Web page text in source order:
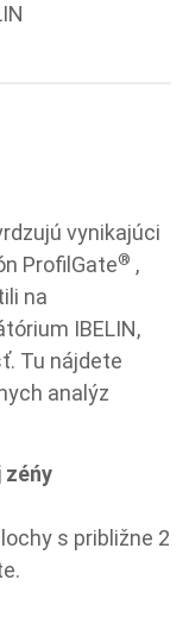
vynikajúci
ProfilGate® ,
na
IBELIN,
Tu nájdete
analýz
s približne 2